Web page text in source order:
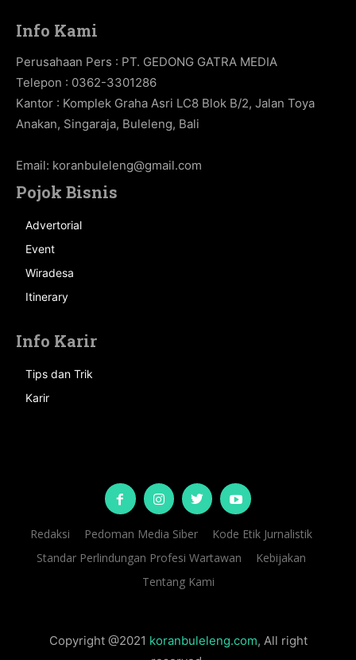
Info Kami
Perusahaan Pers : PT. GEDONG GATRA MEDIA
Telepon : 0362-3301286
Kantor : Komplek Graha Asri LC8 Blok B/2, Jalan Toya
Anakan, Singaraja, Buleleng, Bali
Email: koranbuleleng@gmail.com
Pojok Bisnis
Advertorial
Event
Wiradesa
Itinerary
Info Karir
Tips dan Trik
Karir
Redaksi Pedoman Media Siber
Kode Etik Jurnalistik
Standar Perlindungan Profesi Wartawan
Kebijakan
Tentang Kami
Copyright @2021 koranbuleleng.com, All right